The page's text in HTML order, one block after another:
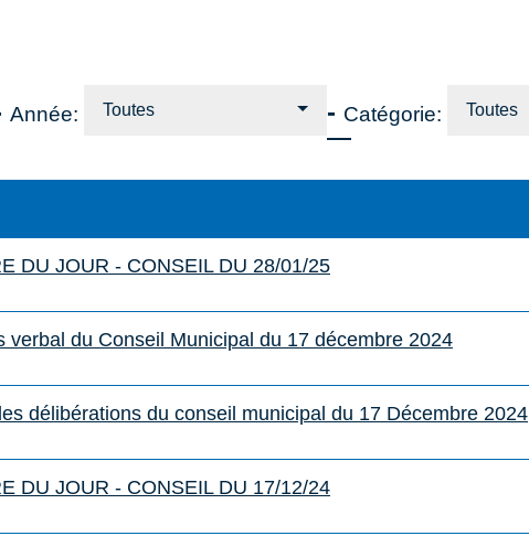
Année: Toutes - Catégorie: Toutes
DU JOUR - CONSEIL DU 28/01/25
verbal du Conseil Municipal du 17 décembre 2024
délibérations du conseil municipal du 17 Décembre 2024
DU JOUR - CONSEIL DU 17/12/24